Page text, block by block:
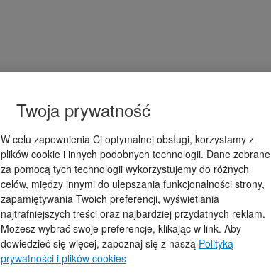
Twoja prywatność
W celu zapewnienia Ci optymalnej obsługi, korzystamy z
plików cookie i innych podobnych technologii. Dane zebrane
za pomocą tych technologii wykorzystujemy do różnych
celów, między innymi do ulepszania funkcjonalności strony,
zapamiętywania Twoich preferencji, wyświetlania
najtrafniejszych treści oraz najbardziej przydatnych reklam.
Możesz wybrać swoje preferencje, klikając w link. Aby
dowiedzieć się więcej, zapoznaj się z naszą Polityką
prywatności i plików cookies